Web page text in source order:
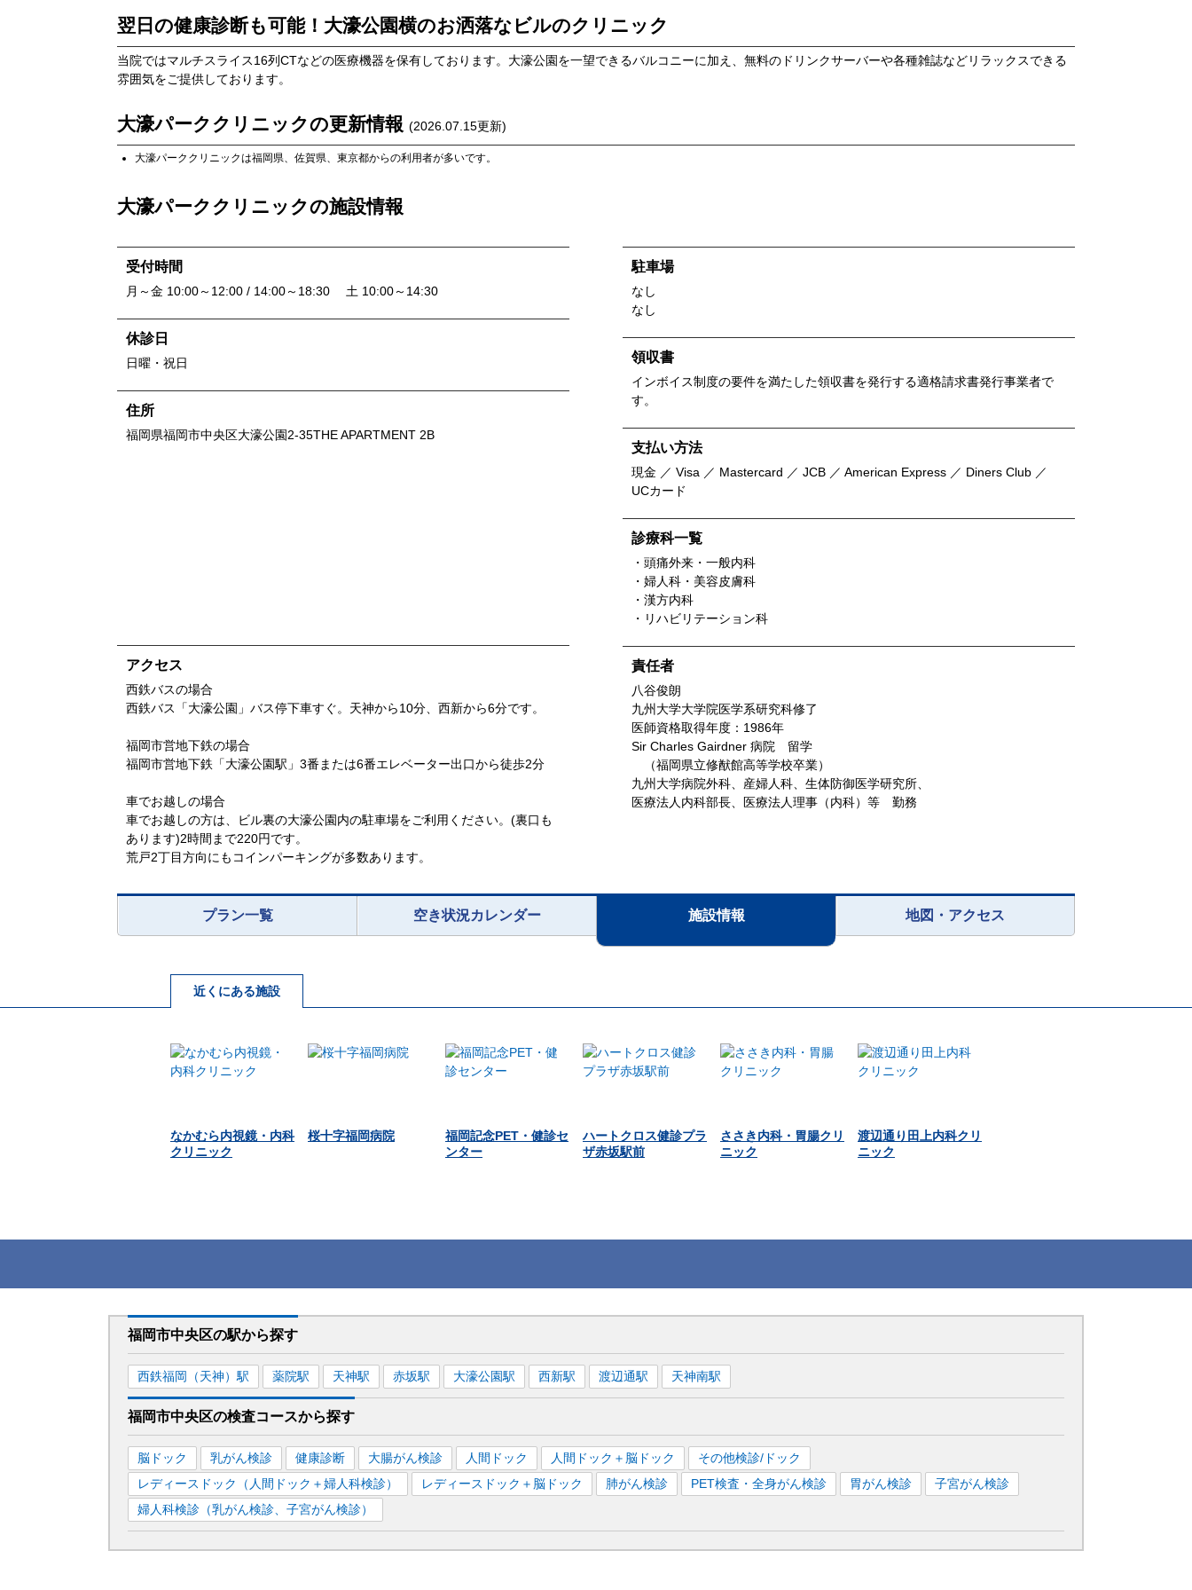
翌日の健康診断も可能！大濠公園横のお洒落なビルのクリニック
当院ではマルチスライス16列CTなどの医療機器を保有しております。大濠公園を一望できるバルコニーに加え、無料のドリンクサーバーや各種雑誌などリラックスできる
雰囲気をご提供しております。
大濠パーククリニックの更新情報 (2026.07.15更新)
大濠パーククリニックは福岡県、 佐賀県、 東京都からの利用者が多いです。
大濠パーククリニックの施設情報
受付時間
月～金 10:00～12:00 / 14:00～18:30 土 10:00～14:30
休診日
日曜・祝日
住所
福岡県福岡市中央区大濠公園2-35THE APARTMENT 2B
アクセス
西鉄バスの場合
西鉄バス「大濠公園」バス停下車すぐ。天神から10分、西新から6分です。
福岡市営地下鉄の場合
福岡市営地下鉄「大濠公園駅」3番または6番エレベーター出口から徒歩2分
車でお越しの場合
車でお越しの方は、ビル裏の大濠公園内の駐車場をご利用ください。(裏口も
あります)2時間まで220円です。
荒戸2丁目方向にもコインパーキングが多数あります。
駐車場
なし
なし
領収書
インボイス制度の要件を満たした領収書を発行する適格請求書発行事業者で
す。
支払い方法
現金 ／ Visa ／ Mastercard ／ JCB ／ American Express ／ Diners Club ／
UCカード
診療科一覧
・頭痛外来・一般内科
・婦人科・美容皮膚科
・漢方内科
・リハビリテーション科
責任者
八谷俊朗
九州大学大学院医学系研究科修了
医師資格取得年度：1986年
Sir Charles Gairdner 病院 留学
（福岡県立修猷館高等学校卒業）
九州大学病院外科、産婦人科、生体防御医学研究所、
医療法人内科部長、医療法人理事（内科）等 勤務
プラン一覧 空き状況カレンダー 施設情報 地図・アクセス
近くにある施設
なかむら内視鏡・内科
クリニック
桜十字福岡病院
福岡記念PET・健診セ
ンター
ハートクロス健診プラ
ザ赤坂駅前
ささき内科・胃腸クリ
ニック
渡辺通り田上内科クリ
ニック
福岡市中央区の駅から探す
西鉄福岡（天神） 駅 薬院駅 天神駅 赤坂駅 大濠公園駅 西新駅 渡辺通駅 天神南駅
福岡市中央区の検査コースから探す
脳ドック 乳がん検診 健康診断 大腸がん検診 人間ドック 人間ドック＋脳ドック
その他検診/ドック
レディースドック（人間ドック＋婦人科検診）
レディースドック＋脳ドック 肺がん検診 PET検査・全身がん検診 胃がん検診
子宮がん検診
婦人科検診（乳がん検診、子宮がん検診）